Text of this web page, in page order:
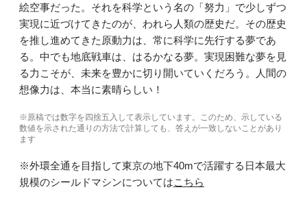
絵空事だった。それを科学という名の「努力」で少しずつ
実現に近づけてきたのが、われら人類の歴史だ。その歴史
を推し進めてきた原動力は、常に科学に先行する夢であ
る。中でも地底戦車は、はるかなる夢。実現困難な夢を見
る力こそが、未来を豊かに切り開いていくだろう。人間の
想像力は、本当に素晴らしい！
※原稿では数字を四捨五入して表示しています。このため、示している
数値を示された通りの方法で計算しても、答えが一致しないことがあり
ます
※外環全通を目指して東京の地下40mで活躍する日本最大
規模のシールドマシンについてはこちら